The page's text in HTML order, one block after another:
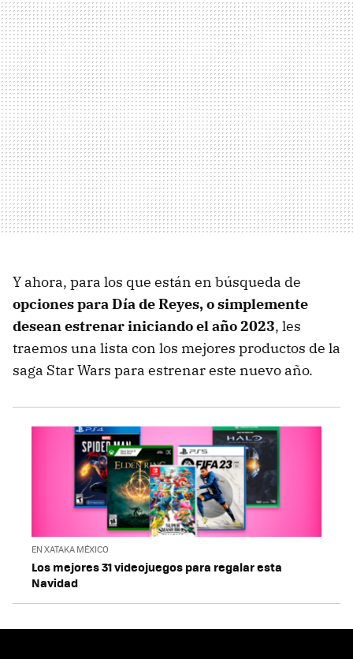
Y ahora, para los que están en búsqueda de
opciones para Día de Reyes, o simplemente
desean estrenar iniciando el año 2023, les
traemos una lista con los mejores productos de la
saga Star Wars para estrenar este nuevo año.
EN XATAKA MÉXICO
Los mejores 31 videojuegos para regalar esta
Navidad